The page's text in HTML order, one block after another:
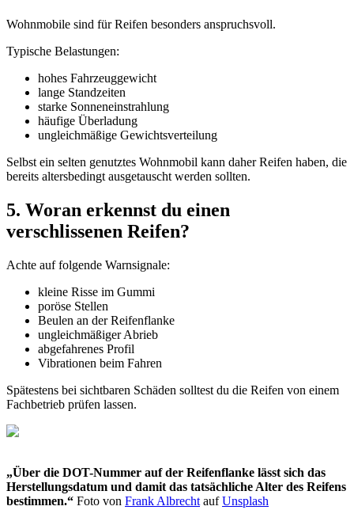
Wohnmobile sind für Reifen besonders anspruchsvoll.
Typische Belastungen:
hohes Fahrzeuggewicht
lange Standzeiten
starke Sonneneinstrahlung
häufige Überladung
ungleichmäßige Gewichtsverteilung
Selbst ein selten genutztes Wohnmobil kann daher Reifen haben, die
bereits altersbedingt ausgetauscht werden sollten.
5. Woran erkennst du einen
verschlissenen Reifen?
Achte auf folgende Warnsignale:
kleine Risse im Gummi
poröse Stellen
Beulen an der Reifenflanke
ungleichmäßiger Abrieb
abgefahrenes Profil
Vibrationen beim Fahren
Spätestens bei sichtbaren Schäden solltest du die Reifen von einem
Fachbetrieb prüfen lassen.
„Über die DOT-Nummer auf der Reifenflanke lässt sich das
Herstellungsdatum und damit das tatsächliche Alter des Reifens
bestimmen.“ Foto von Frank Albrecht aufUnsplash